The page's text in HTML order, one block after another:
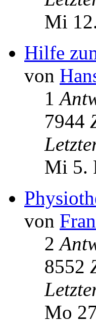
Mi
Hilfe
von
1
7944
Mi 5.
von
2
8552
Mo